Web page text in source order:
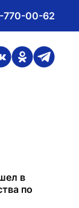
770-00-62
ссылка на
ссылка на
в
по